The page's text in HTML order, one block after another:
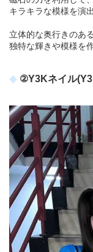
キラキラな模様を演
立体的な奥行きのあ
独特な輝きや模様を
②Y3Kネイル